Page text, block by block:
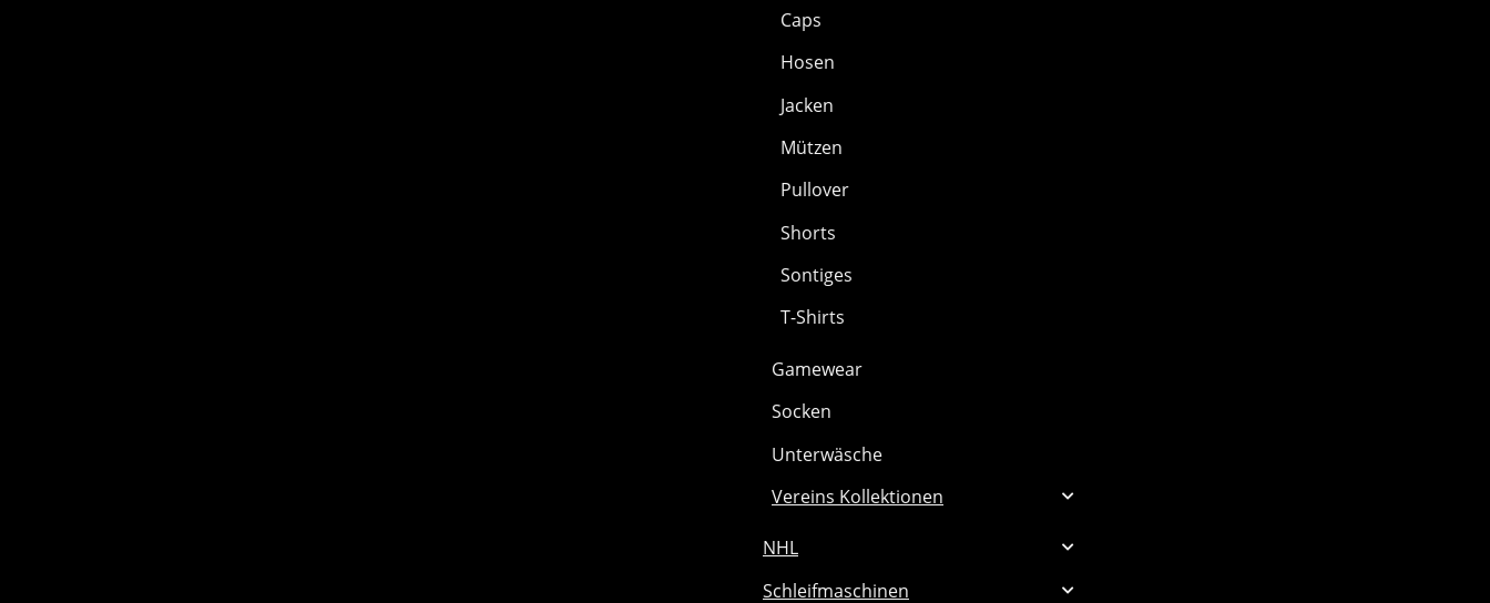
Caps
Hosen
Jacken
Mützen
Pullover
Shorts
Sontiges
T-Shirts
Gamewear
Socken
Unterwäsche
Vereins Kollektionen
NHL
Schleifmaschinen